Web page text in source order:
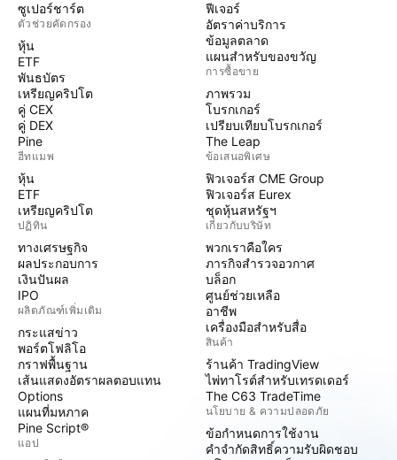
ซูเปอร์ชาร์ต
ตัวช่วยคัดกรอง
หุ้น
ETF
พันธบัตร
เหรียญคริปโต
คู่ CEX
คู่ DEX
Pine
ฮีทแมพ
หุ้น
ETF
เหรียญคริปโต
ปฏิทิน
ทางเศรษฐกิจ
ผลประกอบการ
เงินปันผล
IPO
ผลิตภัณฑ์เพิ่มเติม
กระแสข่าว
พอร์ตโฟลิโอ
กราฟพื้นฐาน
เส้นแสดงอัตราผลตอบแทน
Options
แผนที่มหภาค
Pine Script®
แอป
ฟีเจอร์
อัตราค่าบริการ
ข้อมูลตลาด
แผนสำหรับของขวัญ
การซื้อขาย
ภาพรวม
โบรกเกอร์
เปรียบเทียบโบรกเกอร์
The Leap
ข้อเสนอพิเศษ
ฟิวเจอร์ส CME Group
ฟิวเจอร์ส Eurex
ชุดหุ้นสหรัฐฯ
เกี่ยวกับบริษัท
พวกเราคือใคร
ภารกิจสำรวจอวกาศ
บล็อก
ศูนย์ช่วยเหลือ
อาชีพ
เครื่องมือสำหรับสื่อ
สินค้า
ร้านค้า TradingView
ไพ่ทาโรต์สำหรับเทรดเดอร์
The C63 TradeTime
นโยบาย & ความปลอดภัย
ข้อกำหนดการใช้งาน
คำจำกัดสิทธิ์ความรับผิดชอบ